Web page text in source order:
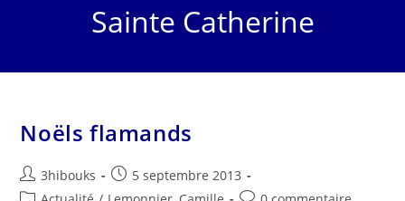
Sainte Catherine
Noëls flamands
3hibouks
5 septembre 2013